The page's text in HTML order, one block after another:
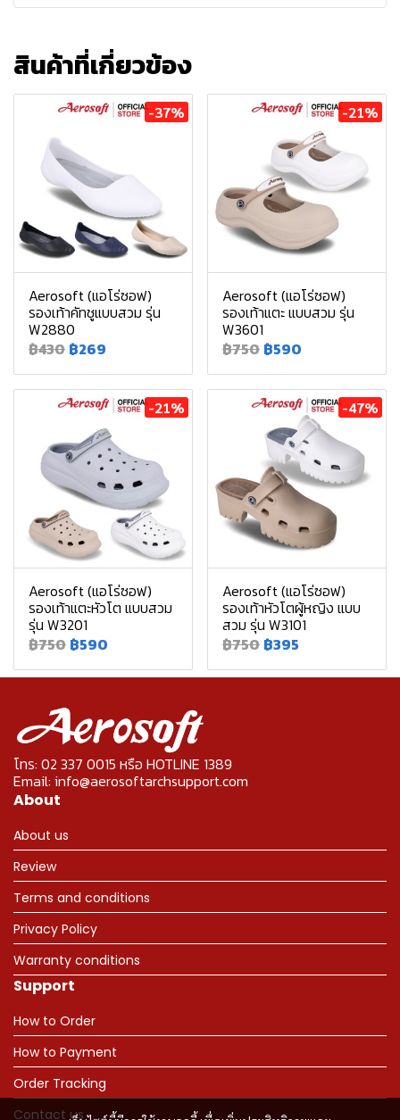
สินค้าที่เกี่ยวข้อง
-37%
Aerosoft (แอโร่ซอฟ)
รองเท้าคัทชูแบบสวม รุ่น
W2880
฿430 ฿269
-21%
Aerosoft (แอโร่ซอฟ)
รองเท้าแตะ แบบสวม รุ่น
W3601
฿750 ฿590
-21%
Aerosoft (แอโร่ซอฟ)
รองเท้าแตะหัวโต แบบสวม
รุ่น W3201
฿750 ฿590
-47%
Aerosoft (แอโร่ซอฟ)
รองเท้าหัวโตผู้หญิง แบบ
สวม รุ่น W3101
฿750 ฿395
โทร: 02 337 0015 หรือ HOTLINE 1389
Email: info@aerosoftarchsupport.com
About
About us
Review
Terms and conditions
Privacy Policy
Warranty conditions
Support
How to Order
How to Payment
Order Tracking
Contact us